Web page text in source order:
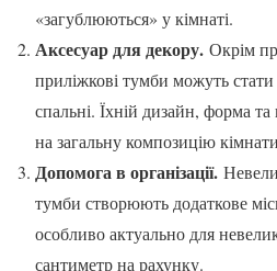
«загублюються» у кімнаті.
Аксесуар для декору. Окрім
приліжкові тумби можуть
спальні. Їхній дизайн, форма
на загальну композицію
Допомога в організації.
тумби створюють додаткове
особливо актуально для
сантиметр на рахунку.